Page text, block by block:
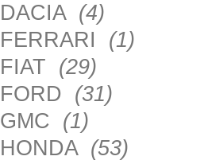
DACIA (4)
FERRARI (1)
FIAT (29)
FORD (31)
GMC (1)
HONDA (53)